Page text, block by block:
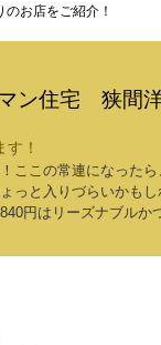
お店をご紹介！
ン住宅 狭間
！
ここの常連になった
っと入りづらいかも
円はリーズナブルか